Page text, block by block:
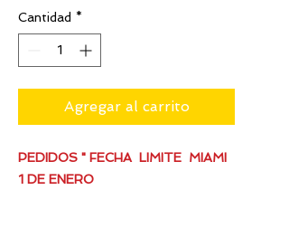
Cantidad *
Agregar al carrito
PEDIDOS " FECHA LIMITE MIAMI
1 DE ENERO